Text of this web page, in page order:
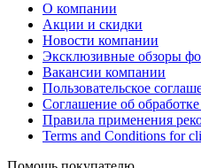
О компании
Акции и скидки
Новости компании
Эксклюзивные обзоры
Вакансии компании
Пользовательское
Соглашение об
Правила применения
Terms and Conditions for